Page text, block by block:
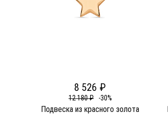
8 526 ₽
12 180 ₽ -30%
Подвеска из красного золота